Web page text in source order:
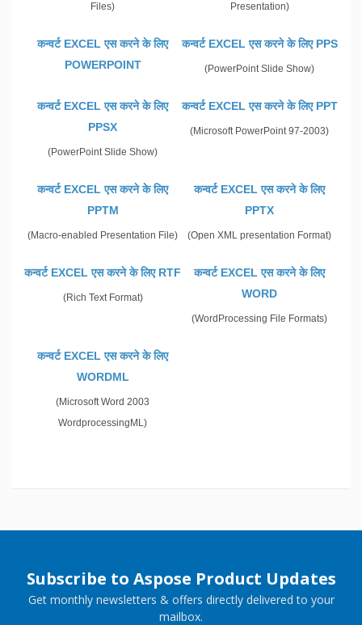
Files)
Presentation)
कन्वर्ट EXCEL एस करने के लिए
POWERPOINT
कन्वर्ट EXCEL एस करने के लिए PPS
(PowerPoint Slide Show)
कन्वर्ट EXCEL एस करने के लिए
PPSX
(PowerPoint Slide Show)
कन्वर्ट EXCEL एस करने के लिए PPT
(Microsoft PowerPoint 97-2003)
कन्वर्ट EXCEL एस करने के लिए
PPTM
(Macro-enabled Presentation File)
कन्वर्ट EXCEL एस करने के लिए
PPTX
(Open XML presentation Format)
कन्वर्ट EXCEL एस करने के लिए RTF
(Rich Text Format)
कन्वर्ट EXCEL एस करने के लिए
WORD
(WordProcessing File Formats)
कन्वर्ट EXCEL एस करने के लिए
WORDML
(Microsoft Word 2003
WordprocessingML)
Subscribe to Aspose Product Updates
Get monthly newsletters & offers directly delivered to your
mailbox.